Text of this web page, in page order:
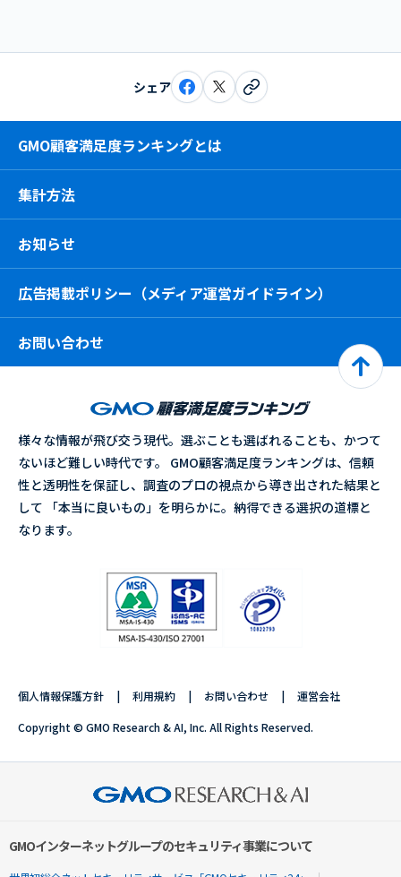
シェア
GMO顧客満足度ランキングとは
集計方法
お知らせ
広告掲載ポリシー（メディア運営ガイドライン）
お問い合わせ
様々な情報が飛び交う現代。選ぶことも選ばれることも、かつて
ないほど難しい時代です。 GMO顧客満足度ランキングは、信頼
性と透明性を保証し、調査のプロの視点から導き出された結果と
して 「本当に良いもの」を明らかに。納得できる選択の道標と
なります。
個人情報保護方針 利用規約 お問い合わせ 運営会社
Copyright © GMO Research & AI, Inc. All Rights Reserved.
GMOインターネットグループのセキュリティ事業について